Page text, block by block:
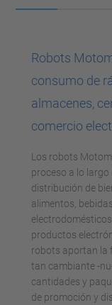
Robots
consumo de
almacenes,
comercio
Los robots
proceso a lo largo
distribución de
alimentos,
productos
robots aportan la
tan cambiante -
cantidades y
de promoción y